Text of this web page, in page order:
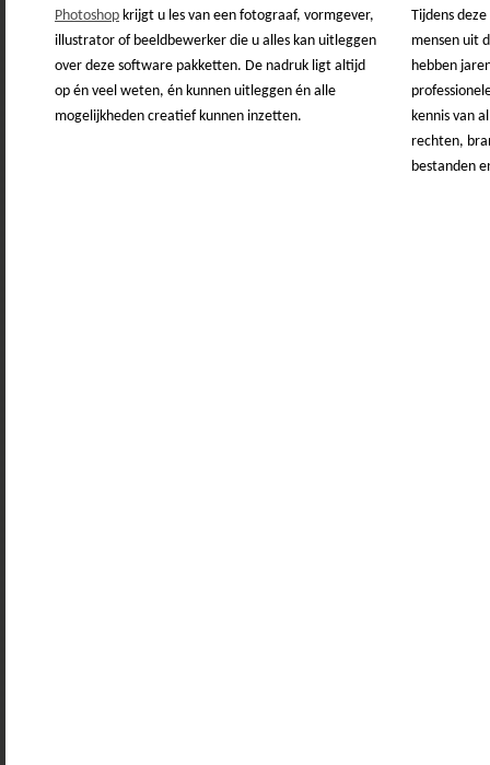
Photoshop krijgt u les van een fotograaf, vormgever,
illustrator of beeldbewerker die u alles kan uitleggen
over deze software pakketten. De nadruk ligt altijd
op én veel weten, én kunnen uitleggen én alle
mogelijkheden creatief kunnen inzetten.
Tijdens
mensen uit
hebben
kennis van
rechten,
bestanden